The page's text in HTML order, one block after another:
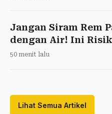
Jangan Siram Rem
dengan Air! Ini
50 menit lalu
Lihat Semua Artikel